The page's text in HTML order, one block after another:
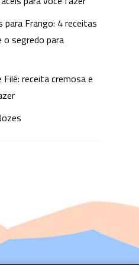
para Frango: 4 receitas
o segredo para
receita cremosa e